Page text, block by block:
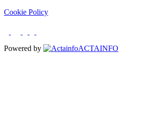
Cookie Policy
Powered by ACTAINFO